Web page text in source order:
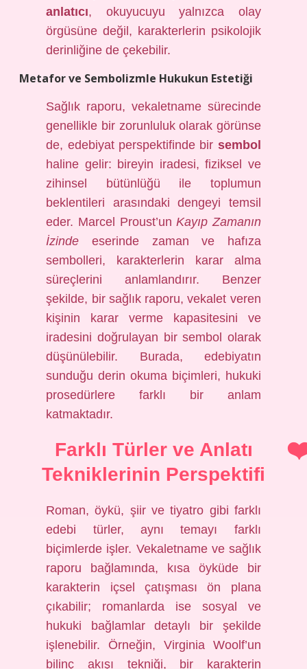
anlatıcı, okuyucuyu yalnızca olay
örgüsüne değil, karakterlerin psikolojik
derinliğine de çekebilir.
Metafor ve Sembolizmle Hukukun Estetiği
Sağlık raporu, vekaletname sürecinde
genellikle bir zorunluluk olarak görünse
de, edebiyat perspektifinde bir sembol
haline gelir: bireyin iradesi, fiziksel ve
zihinsel bütünlüğü ile toplumun
beklentileri arasındaki dengeyi temsil
eder. Marcel Proust’unKayıp Zamanın
İzinde eserinde zaman ve hafıza
sembolleri, karakterlerin karar alma
süreçlerini anlamlandırır. Benzer
şekilde, bir sağlık raporu, vekalet veren
kişinin karar verme kapasitesini ve
iradesini doğrulayan bir sembol olarak
düşünülebilir. Burada, edebiyatın
sunduğu derin okuma biçimleri, hukuki
prosedürlere farklı bir anlam
katmaktadır.
Farklı Türler ve Anlatı
Tekniklerinin Perspektifi
Roman, öykü, şiir ve tiyatro gibi farklı
edebi türler, aynı temayı farklı
biçimlerde işler. Vekaletname ve sağlık
raporu bağlamında, kısa öyküde bir
karakterin içsel çatışması ön plana
çıkabilir; romanlarda ise sosyal ve
hukuki bağlamlar detaylı bir şekilde
işlenebilir. Örneğin, Virginia Woolf’un
bilinç akışı tekniği, bir karakterin